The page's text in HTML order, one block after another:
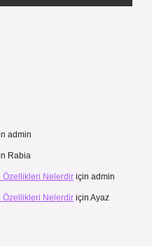
admin
Rabia
Özellikleri Nelerdir için admin
Özellikleri Nelerdir için Ayaz